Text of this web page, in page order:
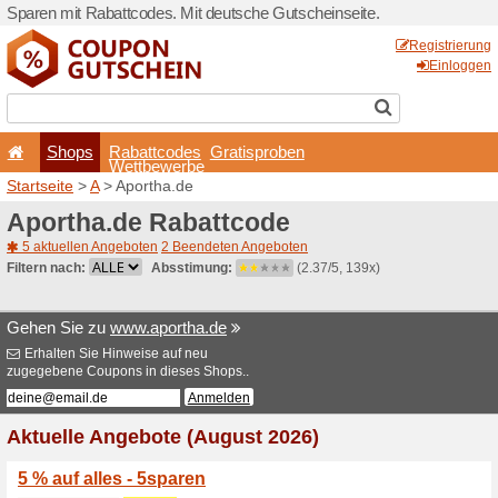
Sparen mit Rabattcodes.
Shops
Startseite>